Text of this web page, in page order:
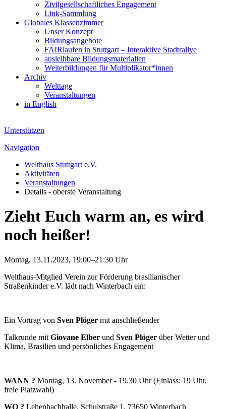
Zivilgesellschaftliches Engagement
Link-Sammlung
Globales Klassenzimmer
Unser Konzept
Bildungsangebote
FAIRlaufen in Stuttgart – Interaktive Stadtrallye
ausleihbare Bildungsmaterialien
Weiterbildungen für Multiplikator*innen
Archiv
Welttage
Veranstaltungen
in English
Unterstützen
Navigation
Welthaus Stuttgart e.V.
Aktivitäten
Veranstaltungen
Details - oberste Veranstaltung
Zieht Euch warm an, es wird
noch heißer!
Montag, 13.11.2023, 19:00–21:30 Uhr
Welthaus-Mitglied Verein zur Förderung brasilianischer
Straßenkinder e.V. lädt nach Winterbach ein:
Ein Vortrag von Sven Plöger mit anschließender
Talkrunde mit Giovane Elber und Sven Plöger über Wetter und
Klima, Brasilien und persönliches Engagement
WANN ? Montag, 13. November - 19.30 Uhr (Einlass: 19 Uhr,
freie Platzwahl)
WO ? Lehenbachhalle, Schulstraße 1, 73650 Winterbach